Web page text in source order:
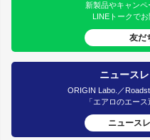
新製品やキャンペ
LINEトークで
友だ
ニュース
ORIGIN Labo.／
「エアロのエー
ニュース